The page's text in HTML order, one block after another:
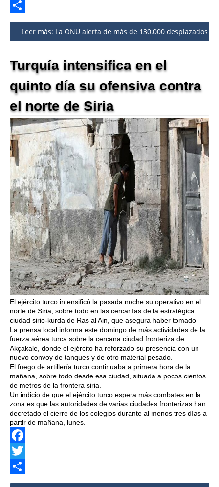
Twitter
Share
Leer más: La ONU alerta de más de 130.000 desplazados
Turquía intensifica en el
quinto día su ofensiva contra
el norte de Siria
El ejército turco intensificó la pasada noche su operativo en el
norte de Siria, sobre todo en las cercanías de la estratégica
ciudad sirio-kurda de Ras al Ain, que asegura haber tomado.
La prensa local informa este domingo de más actividades de la
fuerza aérea turca sobre la cercana ciudad fronteriza de
Akçakale, donde el ejército ha reforzado su presencia con un
nuevo convoy de tanques y de otro material pesado.
El fuego de artillería turco continuaba a primera hora de la
mañana, sobre todo desde esa ciudad, situada a pocos cientos
de metros de la frontera siria.
Un indicio de que el ejército turco espera más combates en la
zona es que las autoridades de varias ciudades fronterizas han
decretado el cierre de los colegios durante al menos tres días a
partir de mañana, lunes.
Facebook
Twitter
Share